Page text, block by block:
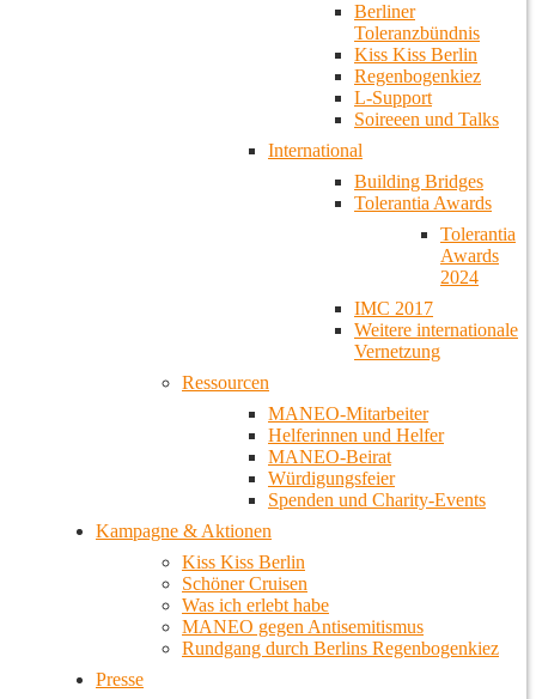
Berliner
Toleranzbündnis
Kiss Kiss Berlin
Regenbogenkiez
L-Support
Soireeen und Talks
International
Building Bridges
Tolerantia Awards
Tolerantia
Awards
2024
IMC 2017
Weitere internationale
Vernetzung
Ressourcen
MANEO-Mitarbeiter
Helferinnen und Helfer
MANEO-Beirat
Würdigungsfeier
Spenden und Charity-Events
Kampagne & Aktionen
Kiss Kiss Berlin
Schöner Cruisen
Was ich erlebt habe
MANEO gegen Antisemitismus
Rundgang durch Berlins Regenbogenkiez
Presse